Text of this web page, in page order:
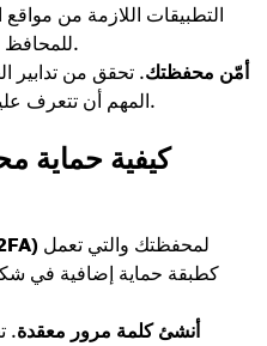
التطبيقات اللازمة من مواقع
للمحافظ الباردة، اختر بائع أجهزة موثوق.
أمّن محفظتك. تحقق من تدابير
المهم أن تتعرف عليها وتحمي حسابك قدر الإمكان.
كيفية حماية
قم بتمكين المصادقة الثنائية (2FA)
كطبقة حماية إضافية في
أنشئ كلمة مرور معقدة.